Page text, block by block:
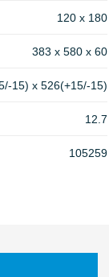
120 x 180
383 x 580 x 60
15) x 526(+15/-15)
12.7
105259